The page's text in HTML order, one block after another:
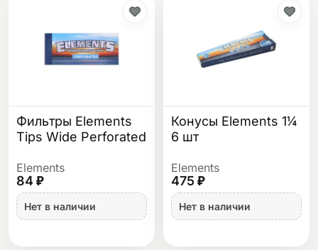
Фильтры Elements
Tips Wide Perforated
Elements
84 ₽
Нет в наличии
Конусы Elements 1¼
6 шт
Elements
475 ₽
Нет в наличии